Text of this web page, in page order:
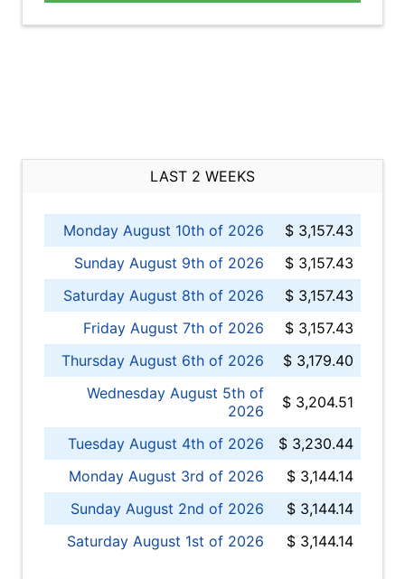
LAST 2 WEEKS
Monday August 10th of 2026
$ 3,157.43
Sunday August 9th of 2026
$ 3,157.43
Saturday August 8th of 2026
$ 3,157.43
Friday August 7th of 2026
$ 3,157.43
Thursday August 6th of 2026
$ 3,179.40
Wednesday August 5th of
2026
$ 3,204.51
Tuesday August 4th of 2026
$ 3,230.44
Monday August 3rd of 2026
$ 3,144.14
Sunday August 2nd of 2026
$ 3,144.14
Saturday August 1st of 2026
$ 3,144.14